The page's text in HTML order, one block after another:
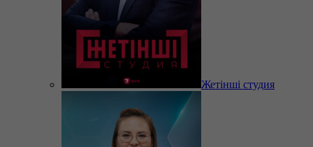
Жетінші студия